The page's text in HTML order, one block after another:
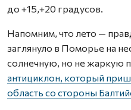
до +15,+20 градусов.
Напомним, что лето —
заглянуло в Поморье на
солнечную, но не жаркую
антициклон, который
область со стороны